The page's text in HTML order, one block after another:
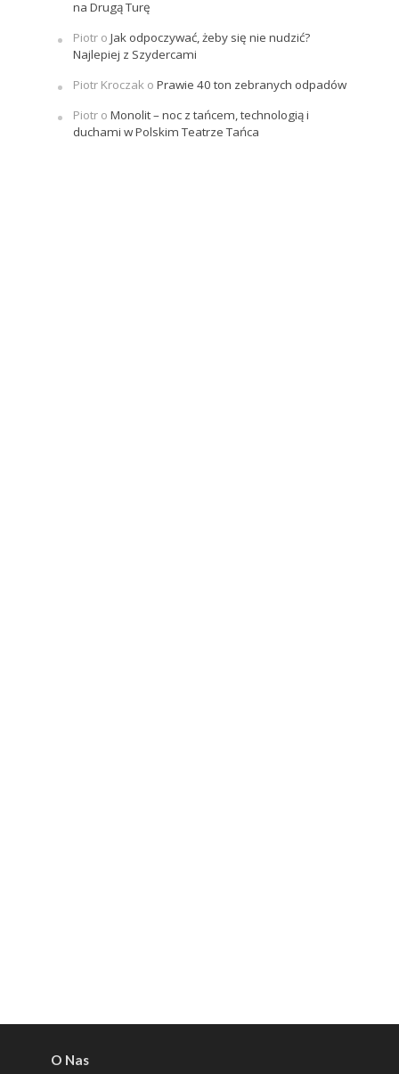
na Drugą Turę
Piotro Jak odpoczywać, żeby się nie nudzić?
Najlepiej z Szydercami
Piotr Kroczako Prawie 40 ton zebranych odpadów
Piotro Monolit – noc z tańcem, technologią i
duchami w Polskim Teatrze Tańca
O Nas